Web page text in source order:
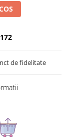
de fidelitate